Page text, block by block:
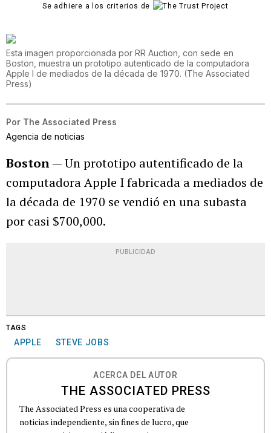
Se adhiere a los criterios de
Esta imagen proporcionada por RR Auction, con sede en
Boston, muestra un prototipo autenticado de la computadora
Apple I de mediados de la década de 1970. (The Associated
Press)
Por The Associated Press
Agencia de noticias
Boston— Un prototipo autentificado de la
computadora Apple I fabricada a mediados de
la década de 1970 se vendió en una subasta
por casi $700,000.
PUBLICIDAD
TAGS
APPLE STEVE JOBS
ACERCA DEL AUTOR
THE ASSOCIATED PRESS
The Associated Press es una cooperativa de
noticias independiente, sin fines de lucro, que